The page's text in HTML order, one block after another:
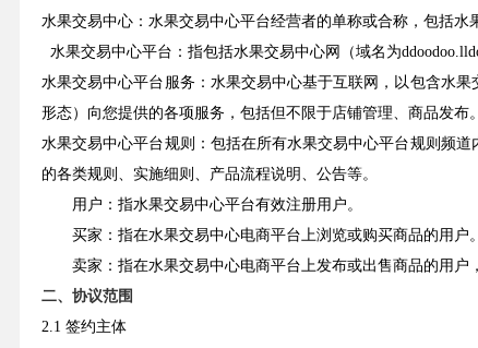
水果交易中心：水果交易中心平台经营者的单称或合称，包括水
水果交易中心平台：指包括水果交易中心网（域名为
水果交易中心平台服务：水果交易中心基于互联网，以包含水
形态）向您提供的各项服务，包括但不限于店铺管理、商品发布
水果交易中心平台规则：包括在所有水果交易中心平台规则频
的各类规则、实施细则、产品流程说明、公告等。
用户：指水果交易中心平台有效注册用户。
买家：指在水果交易中心电商平台上浏览或购买商品的用户。
卖家：指在水果交易中心电商平台上发布或出售商品的用户
二、协议范围
2.1 签约主体